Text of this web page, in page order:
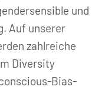
und
Auf unserer
zahlreiche
Diversity
Bias-